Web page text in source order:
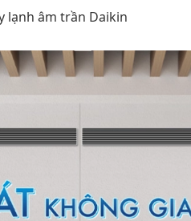
lạnh âm trần Daikin